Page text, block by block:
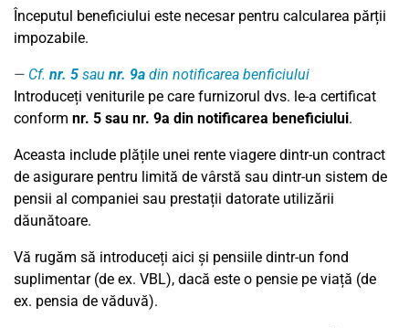
Începutul beneficiului este necesar pentru calcularea părții
impozabile.
Cf. nr. 5 sau nr. 9a din notificarea benficiului
Introduceți veniturile pe care furnizorul dvs. le-a certificat
conform nr. 5 sau nr. 9a din notificarea beneficiului.
Aceasta include plățile unei rente viagere dintr-un contract
de asigurare pentru limită de vârstă sau dintr-un sistem de
pensii al companiei sau prestații datorate utilizării
dăunătoare.
Vă rugăm să introduceți aici și pensiile dintr-un fond
suplimentar (de ex. VBL), dacă este o pensie pe viață (de
ex. pensia de văduvă).